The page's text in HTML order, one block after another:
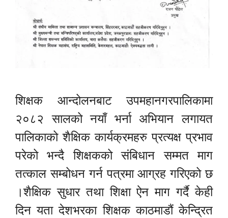
शिक्षक आन्दोलनबाट उपमहानगरपालिकामा
२०८२ सालको नयाँ भर्ना अभियान लगायत
पालिकाको शैक्षिक कार्यक्रमहरु प्रत्यक्ष प्रभाव
परेको भन्दै शिक्षकको संबिधान सम्मत माग
तत्काल सम्बोधन गर्न पत्रमा आग्रह गरिएको छ
।शैक्षिक सुधार तथा शिक्षा ऐन माग गर्दै केही
दिन यता देशभरका शिक्षक काठमाडौं केन्द्रित